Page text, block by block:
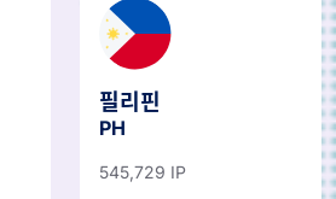
필리핀
PH
545,729 IP